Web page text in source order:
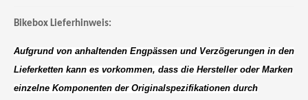
Bikebox Lieferhinweis:
Aufgrund von anhaltenden Engpässen und Verzögerungen in den
Lieferketten kann es vorkommen, dass die Hersteller oder Marken
einzelne Komponenten der Originalspezifikationen durch